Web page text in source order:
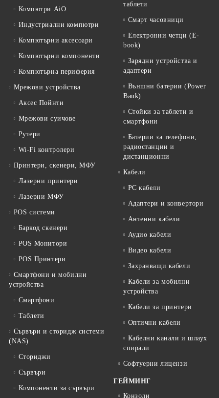
Компютри AiO
Индустриални компютри
Компютърни аксесоари
Компютърни компоненти
Компютърна периферия
Мрежови устройства
Аксес Пойнти
Мрежови суичове
Рутери
Wi-Fi контролери
Принтери, скенери, МФУ
Лазерни принтери
Лазерни МФУ
POS системи
Баркод скенери
POS Монитори
POS Принтери
Смартфони и мобилни
устройства
Смартфони
Таблети
Сървъри и сторидж системи
(NAS)
Сториджи
Сървъри
Компоненти за сървъри
таблети
Смарт часовници
Електронни четци (E-
book)
Зарядни устройства и
адаптери
Външни батерии (Power
Bank)
Стойки за таблети и
смартфони
Батерии за телефони,
радиостанции и
дистанционни
Кабели
PC кабели
Адаптери и конвертори
Антенни кабели
Аудио кабели
Видео кабели
Захранващи кабели
Кабели за мобилни
устройства
Кабели за принтери
Оптични кабели
Кабелни канали и шлаух
спирали
Софтуерни лицензи
ГЕЙМИНГ
Конзоли